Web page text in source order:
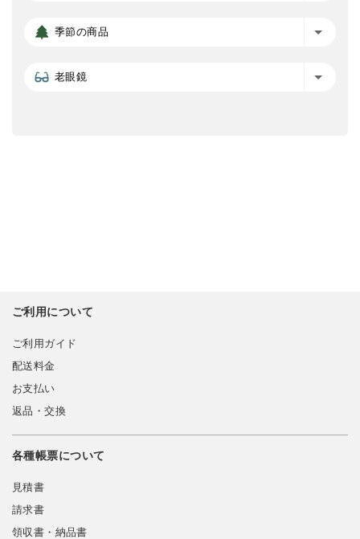
季節の商品
老眼鏡
ご利用について
ご利用ガイド
配送料金
お支払い
返品・交換
各種帳票について
見積書
請求書
領収書・納品書